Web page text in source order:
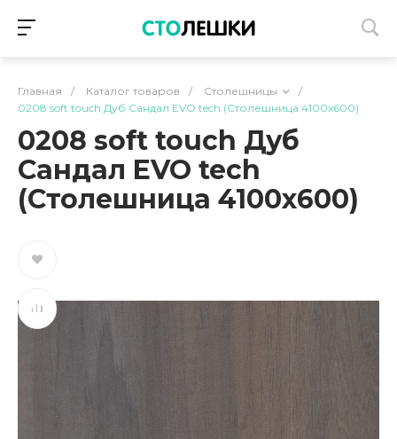
Главная / Каталог товаров / Столешницы
/
0208 soft touch Дуб Сандал EVO tech (Столешница 4100х600)
0208 soft touch Дуб
Сандал EVO tech
(Столешница 4100х600)